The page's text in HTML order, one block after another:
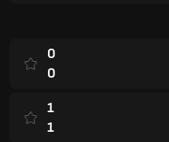
0
0
1
1